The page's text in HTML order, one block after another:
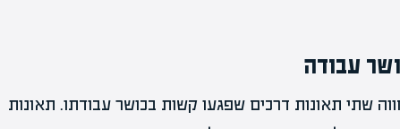
עבודה
חווה שתי תאונות דרכים שפגעו קשות בכושר עבודתו. תאונות